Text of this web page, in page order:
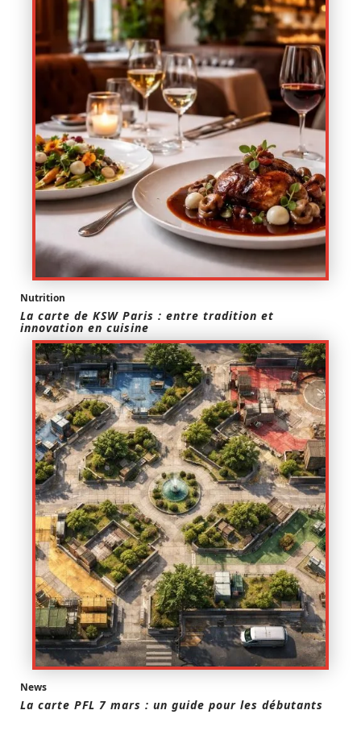
Nutrition
La carte de KSW Paris : entre tradition et
innovation en cuisine
News
La carte PFL 7 mars : un guide pour les débutants